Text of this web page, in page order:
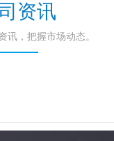
资讯
讯，把握市场动态。